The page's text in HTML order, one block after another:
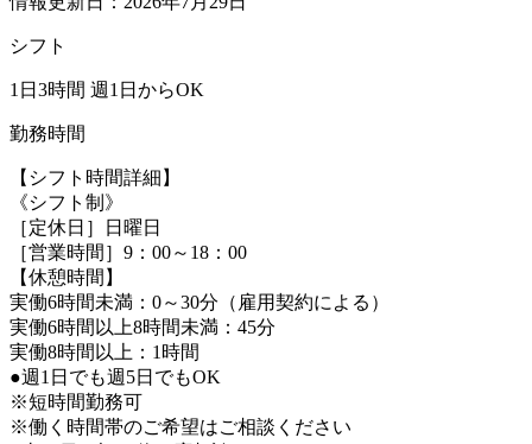
シフト
1日3時間 週1日からOK
勤務時間
【シフト時間詳細】
《シフト制》
［定休日］日曜日
［営業時間］9：00～18：00
【休憩時間】
実働6時間未満：0～30分（雇用契約による）
実働6時間以上8時間未満：45分
実働8時間以上：1時間
●週1日でも週5日でもOK
※短時間勤務可
※働く時間帯のご希望はご相談ください